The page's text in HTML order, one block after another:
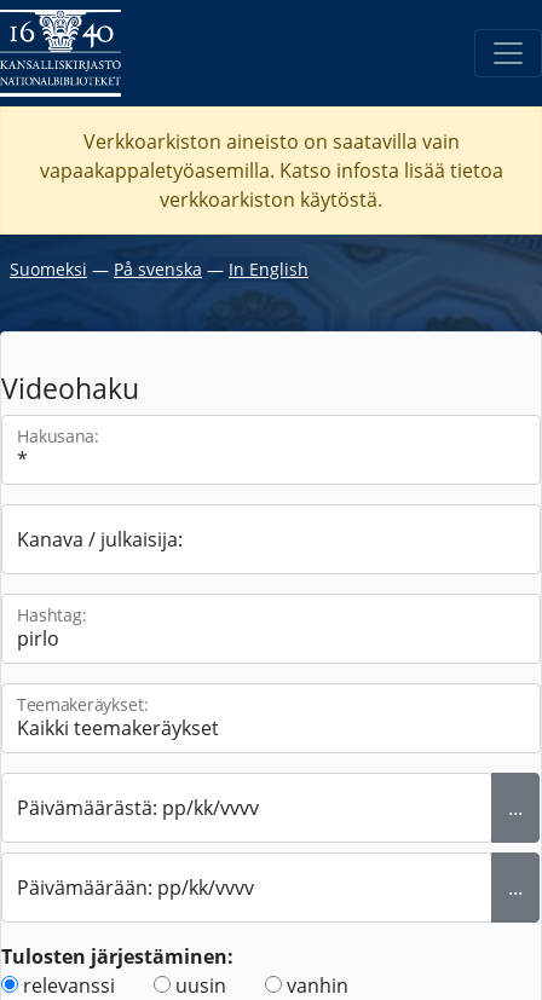
Verkkoarkiston aineisto on saatavilla vain
vapaakappaletyöasemilla. Katso infosta lisää tietoa
verkkoarkiston käytöstä.
Suomeksi ― På svenska ― In English
Videohaku
Hakusana:
Kanava / julkaisija:
Hashtag:
Teemakeräykset:
Päivämäärästä: pp/kk/vvvv ...
Päivämäärään: pp/kk/vvvv ...
Tulosten järjestäminen:
relevanssi
uusin vanhin